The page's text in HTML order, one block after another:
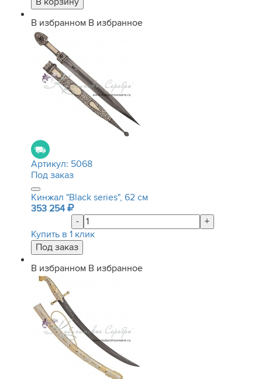
В избранном В избранное
Артикул: 5068
Под заказ
Кинжал "Black series", 62 см
353 254
-
+
Купить в 1 клик
В избранном В избранное